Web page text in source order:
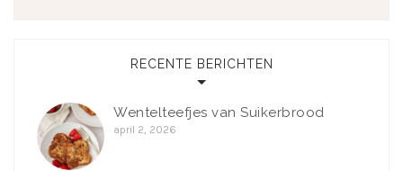
RECENTE BERICHTEN
Wentelteefjes van Suikerbrood
april 2, 2026